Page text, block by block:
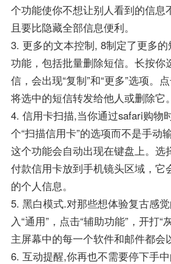
个功能使你不想让别人看到的信息
且要比隐藏全部信息便利。
3. 更多的文本控制, 8制定了更多
功能，包括批量删除短信。长按你
信，会出现“复制”和“更多”选项。
将选中的短信转发给他人或删除它。
4. 信用卡扫描,当你通过safari购物
个“扫描信用卡”的选项而不是手动
这个功能会自动出现在键盘上。选
付款信用卡放到手机镜头区域，它
的个人信息。
5. 黑白模式.对那些想体验复古感
入“通用”，点击“辅助功能”，开打“
主屏幕中的每一个软件和邮件都会
6. 互动提醒,你再也不需要停下手